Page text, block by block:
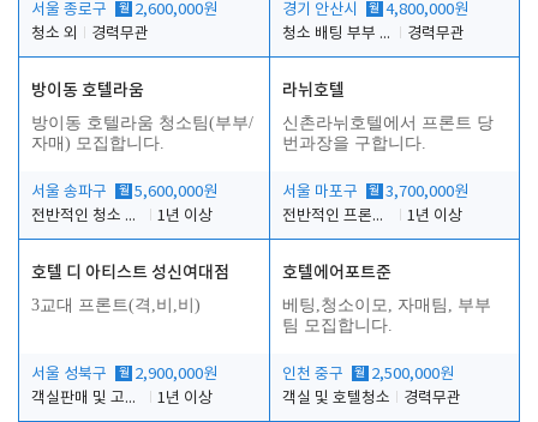
서울 종로구 월 2,600,000원
청소 외
경력무관
경기 안산시 월 4,800,000원
청소 배팅 부부 구합니다
경력무관
방이동 호텔라움
방이동 호텔라움 청소팀(부부/
자매) 모집합니다.
서울 송파구 월 5,600,000원
전반적인 청소 업무(객실청소.객실정리)
1년 이상
라뉘호텔
신촌라뉘호텔에서 프론트 당
번과장을 구합니다.
서울 마포구 월 3,700,000원
전반적인 프론트 당번업무
1년 이상
호텔 디 아티스트 성신여대점
3교대 프론트(격,비,비)
서울 성북구 월 2,900,000원
객실판매 및 고객응대
1년 이상
호텔에어포트준
베팅,청소이모, 자매팀, 부부
팀 모집합니다.
인천 중구 월 2,500,000원
객실 및 호텔청소
경력무관